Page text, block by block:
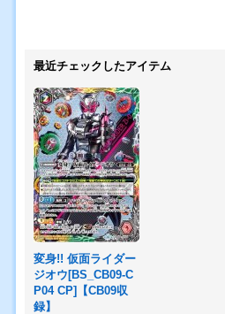
最近チェックしたアイテム
変身!! 仮面ライダー
ジオウ[BS_CB09-C
P04 CP]【CB09収
録】